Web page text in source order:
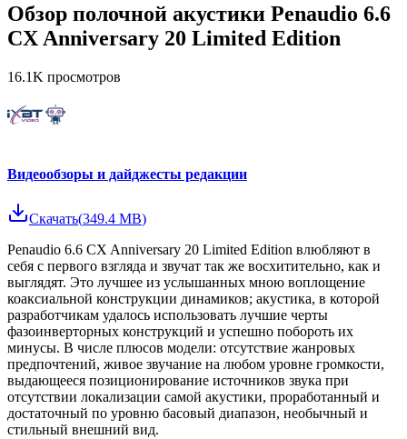
Обзор полочной акустики Penaudio 6.6
CX Anniversary 20 Limited Edition
16.1K просмотров
Видеообзоры и дайджесты редакции
Скачать(349.4 MB)
Penaudio 6.6 CX Anniversary 20 Limited Edition влюбляют в
себя с первого взгляда и звучат так же восхитительно, как и
выглядят. Это лучшее из услышанных мною воплощение
коаксиальной конструкции динамиков; акустика, в которой
разработчикам удалось использовать лучшие черты
фазоинверторных конструкций и успешно побороть их
минусы. В числе плюсов модели: отсутствие жанровых
предпочтений, живое звучание на любом уровне громкости,
выдающееся позиционирование источников звука при
отсутствии локализации самой акустики, проработанный и
достаточный по уровню басовый диапазон, необычный и
стильный внешний вид.